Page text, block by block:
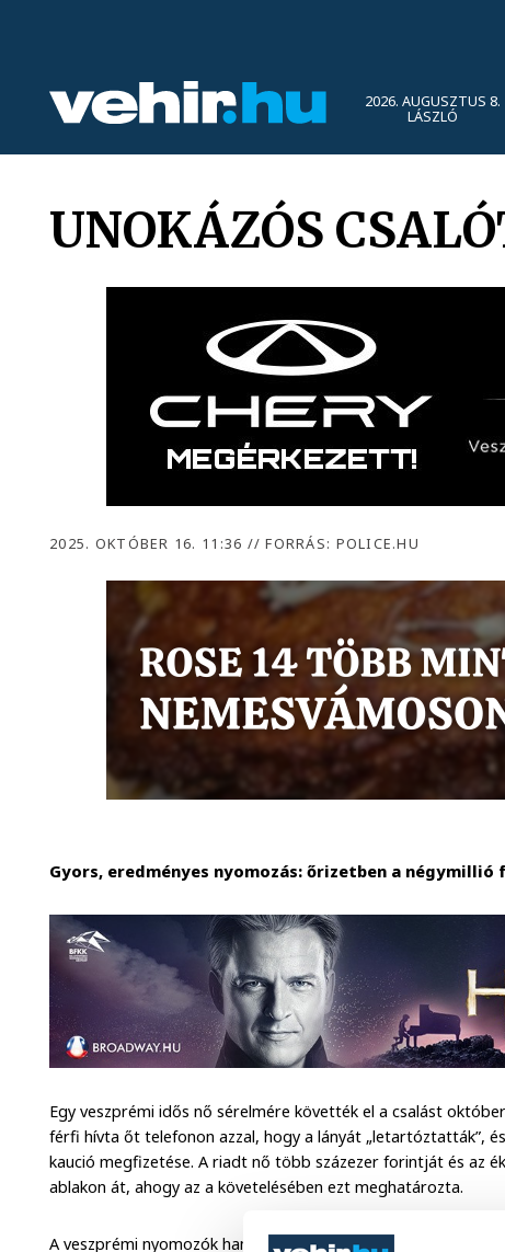
2026. AUGUSZTUS 8.
LÁSZLÓ
UNOKÁZÓS
2025. OKTÓBER 16. 11:36 // FORRÁS: POLICE.HU
Gyors, eredményes nyomozás: őrizetben a
Egy veszprémi idős nő sérelmére követték el a csalást
férfi hívta őt telefonon azzal, hogy a lányát „letartóztatták”,
kaució megfizetése. A riadt nő több százezer forintját és az
ablakon át, ahogy az a követelésében ezt meghatározta.
A veszprémi nyomozók hamar azonosították a gyanúsítottat,